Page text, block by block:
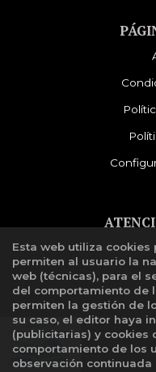
Libro
Esta web utiliza
permiten al usuario la
web (técnicas), para el
del comportamiento de
permiten la gestión de
su caso, el editor haya
(publicitarias) y cookies
comportamiento de los
observación continuada